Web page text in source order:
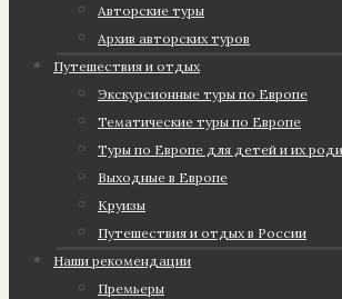
Авторские туры
Архив авторских туров
Путешествия и отдых
Экскурсионные туры по Европе
Тематические туры по Европе
Туры по Европе для детей и их
Выходные в Европе
Круизы
Путешествия и отдых в России
Наши рекомендации
Премьеры